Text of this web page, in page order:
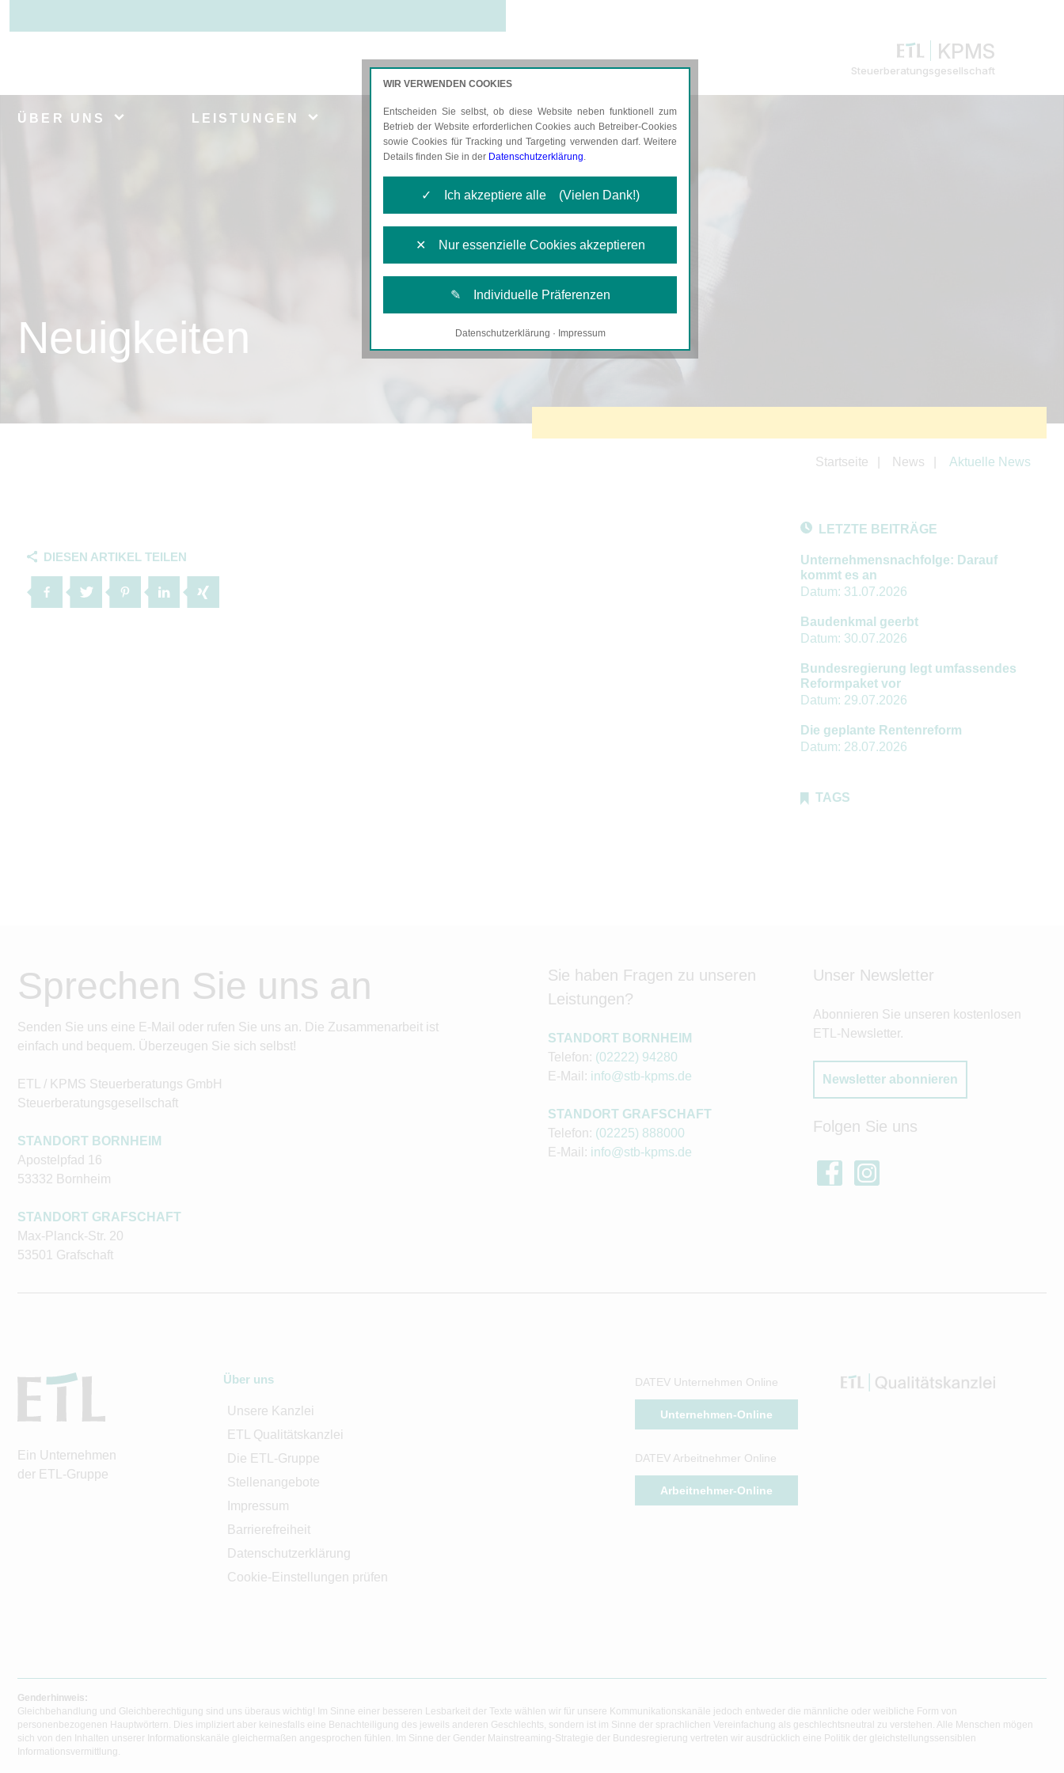
KPMS
Steuerberatungsgesellschaft
ÜBER UNS LEISTUNGEN AKTUELLES KARRIERE
Neuigkeiten
Startseite News Aktuelle News
DIESEN ARTIKEL TEILEN
LETZTE BEITRÄGE
Unternehmensnachfolge: Darauf
kommt es an
Datum: 31.07.2026
Baudenkmal geerbt
Datum: 30.07.2026
Bundesregierung legt umfassendes
Reformpaket vor
Datum: 29.07.2026
Die geplante Rentenreform
Datum: 28.07.2026
TAGS
Sprechen Sie uns an
Senden Sie uns eine E-Mail oder rufen Sie uns an. Die Zusammenarbeit ist
einfach und bequem. Überzeugen Sie sich selbst!
ETL / KPMS Steuerberatungs GmbH
Steuerberatungsgesellschaft
STANDORT BORNHEIM
Apostelpfad 16
53332 Bornheim
STANDORT GRAFSCHAFT
Max-Planck-Str. 20
53501 Grafschaft
Sie haben Fragen zu unseren
Leistungen?
STANDORT BORNHEIM
Telefon: (02222) 94280
E-Mail: info@stb-kpms.de
STANDORT GRAFSCHAFT
Telefon: (02225) 888000
E-Mail: info@stb-kpms.de
Unser Newsletter
Abonnieren Sie unseren kostenlosen
ETL-Newsletter.
Newsletter abonnieren
Folgen Sie uns
Ein Unternehmen
der ETL-Gruppe
Über uns
Unsere Kanzlei
ETL Qualitätskanzlei
Die ETL-Gruppe
Stellenangebote
Impressum
Barrierefreiheit
Datenschutzerklärung
Cookie-Einstellungen prüfen
DATEV Unternehmen Online
Unternehmen-Online
DATEV Arbeitnehmer Online
Arbeitnehmer-Online
Genderhinweis:
Gleichbehandlung und Gleichberechtigung sind uns überaus wichtig! Im Sinne einer besseren Lesbarkeit der Texte wählen wir für unsere Kommunikationskanäle jedoch entweder die männliche oder weibliche Form von
personenbezogenen Hauptwörtern. Dies impliziert aber keinesfalls eine Benachteiligung des jeweils anderen Geschlechts, sondern ist im Sinne der sprachlichen Vereinfachung als geschlechtsneutral zu verstehen. Alle Menschen mögen
sich von den Inhalten unserer Informationskanäle gleichermaßen angesprochen fühlen. Im Sinne der Gender Mainstreaming-Strategie der Bundesregierung vertreten wir ausdrücklich eine Politik der gleichstellungssensiblen
Informationsvermittlung.
WIR VERWENDEN COOKIES
Entscheiden Sie selbst, ob diese Website neben funktionell zum
Betrieb der Website erforderlichen Cookies auch Betreiber-Cookies
sowie Cookies für Tracking und Targeting verwenden darf. Weitere
Details finden Sie in der Datenschutzerklärung.
✓ Ich akzeptiere alle (Vielen Dank!)
✕ Nur essenzielle Cookies akzeptieren
✎ Individuelle Präferenzen
Notwendige Cookies
Datenschutzerklärung · Impressum